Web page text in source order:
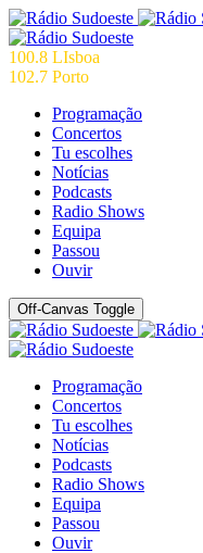
100.8 LIsboa
102.7 Porto
Programação
Concertos
Tu escolhes
Notícias
Podcasts
Radio Shows
Equipa
Passou
Ouvir
Off-Canvas Toggle
Programação
Concertos
Tu escolhes
Notícias
Podcasts
Radio Shows
Equipa
Passou
Ouvir